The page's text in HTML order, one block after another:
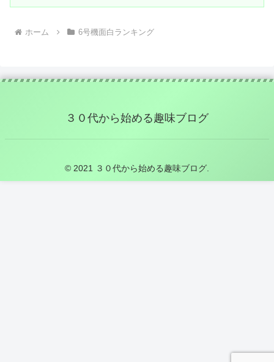
ホーム 6号機面白ランキング
３０代から始める趣味ブログ
© 2021 ３０代から始める趣味ブログ.